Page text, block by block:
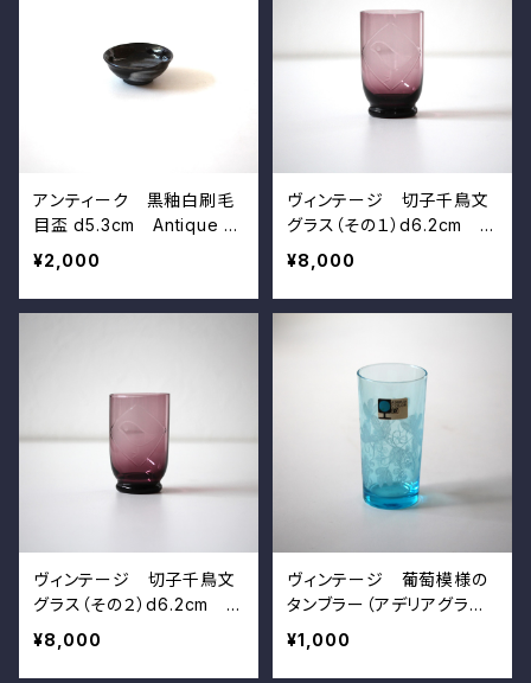
アンティーク 黒釉白刷毛
目盃 d5.3cm Antique J
apanese Black Glazed
Small Cup with White Sli
p Hakeme
¥2,000
ヴィンテージ 切子千鳥文
グラス（その１）d6.2cm Vi
ntage Japanese Hand E
ngraved Purple Glass C
up, Plover (or Chick) D
¥8,000
ヴィンテージ 切子千鳥文
グラス（その２）d6.2cm Vi
ntage Japanese Hand E
ngraved Purple Glass C
up, Plover (or Chick) D
¥8,000
ヴィンテージ 葡萄模様の
タンブラー（アデリアグラス）
d6.3cm Vintage Japan
ese Blue Glass Tumbler,
Enameled Grapes Desig
¥1,000